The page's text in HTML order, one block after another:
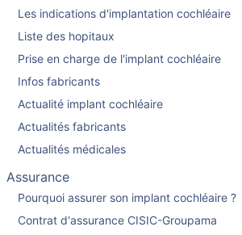
Les indications d'implantation cochléaire
Liste des hopitaux
Prise en charge de l'implant cochléaire
Infos fabricants
Actualité implant cochléaire
Actualités fabricants
Actualités médicales
Assurance
Pourquoi assurer son implant cochléaire ?
Contrat d'assurance CISIC-Groupama